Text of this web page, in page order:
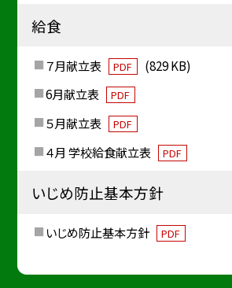
給食
７月献立表 PDF
(829 KB)
6月献立表
PDF
５月献立表 PDF
４月 学校給食献立表 PDF
いじめ防止基本方針
いじめ防止基本方針 PDF